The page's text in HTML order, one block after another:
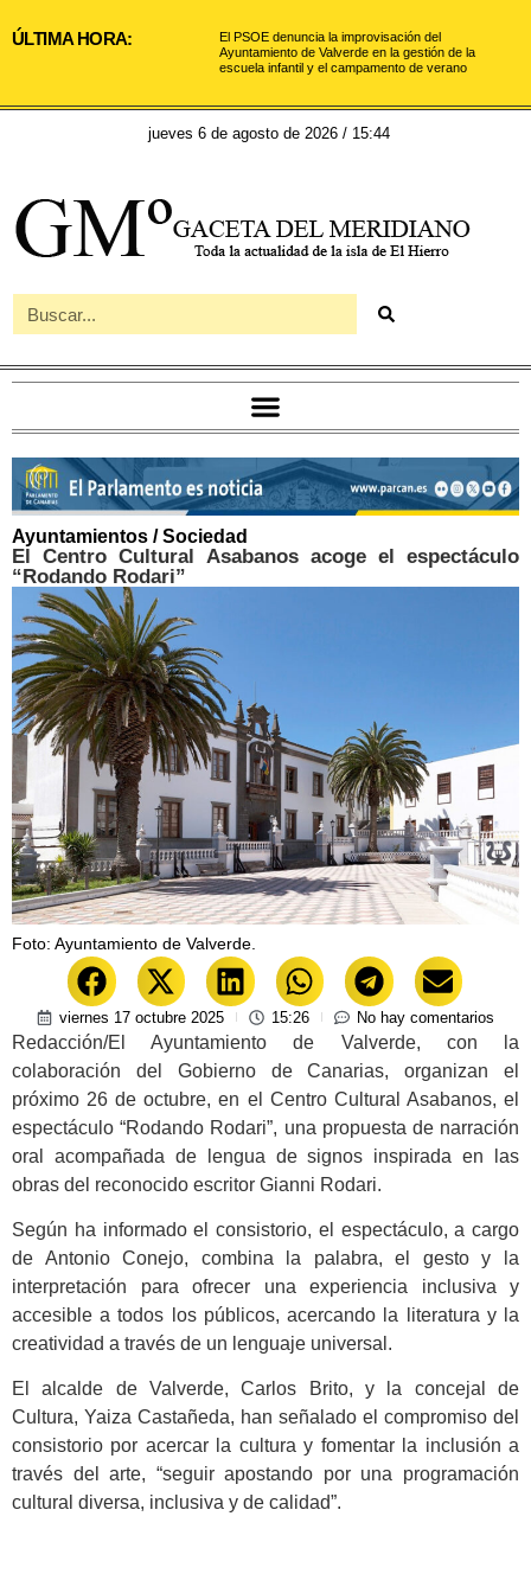
ÚLTIMA HORA:
El PSOE denuncia la improvisación del
Ayuntamiento de Valverde en la gestión de la
escuela infantil y el campamento de verano
jueves 6 de agosto de 2026 / 15:44
Ayuntamientos /Sociedad
El Centro Cultural Asabanos acoge el espectáculo
“Rodando Rodari”
Foto: Ayuntamiento de Valverde.
viernes 17 octubre 2025 15:26 No hay comentarios
Redacción/El Ayuntamiento de Valverde, con la
colaboración del Gobierno de Canarias, organizan el
próximo 26 de octubre, en el Centro Cultural Asabanos, el
espectáculo “Rodando Rodari”, una propuesta de narración
oral acompañada de lengua de signos inspirada en las
obras del reconocido escritor Gianni Rodari.
Según ha informado el consistorio, el espectáculo, a cargo
de Antonio Conejo, combina la palabra, el gesto y la
interpretación para ofrecer una experiencia inclusiva y
accesible a todos los públicos, acercando la literatura y la
creatividad a través de un lenguaje universal.
El alcalde de Valverde, Carlos Brito, y la concejal de
Cultura, Yaiza Castañeda, han señalado el compromiso del
consistorio por acercar la cultura y fomentar la inclusión a
través del arte, “seguir apostando por una programación
cultural diversa, inclusiva y de calidad”.